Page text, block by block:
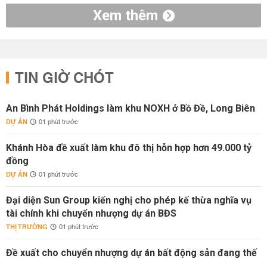
Xem thêm
TIN GIỜ CHÓT
An Bình Phát Holdings làm khu NOXH ở Bồ Đề, Long Biên
DỰ ÁN 01 phút trước
Khánh Hòa đề xuất làm khu đô thị hỗn hợp hơn 49.000 tỷ
đồng
DỰ ÁN 01 phút trước
Đại diện Sun Group kiến nghị cho phép kế thừa nghĩa vụ
tài chính khi chuyển nhượng dự án BĐS
THỊ TRƯỜNG 01 phút trước
Đề xuất cho chuyển nhượng dự án bất động sản đang thế